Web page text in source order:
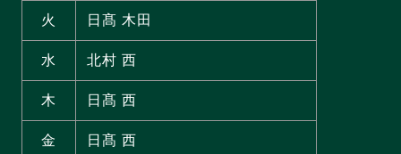
火 日髙 木田
水 北村 西
木 日髙 西
金 日髙 西